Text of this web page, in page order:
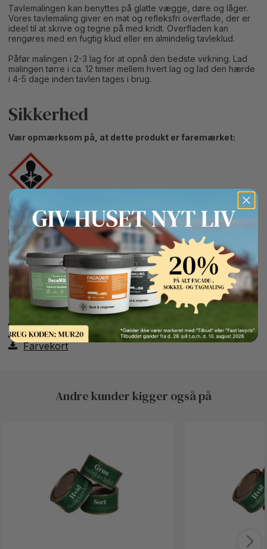
Tavlemalingen kan benyttes på glatte vægge, døre og låger.
Vores tavlemaling giver en mat og refleksfri overflade, der er
ideel til at skrive og tegne på med kridt. Overfladen kan
rengøres med en fugtig klud eller en almindelig tavleklud.
Påfør malingen i 2-3 lag for at opnå den bedste virkning. Lad
malingen tørre i ca. 12 timer mellem hvert lag og lad den hærde
i 4-5 dage inden tavlen tages i brug.
Sikkerhed
Vær opmærksom på, at dette produkt er faremærket:
Fare
H304 Kan være livsfarligt, hvis det indtages og kommer i
luftvejene.
H373 Kan forårsage organskader ved længerevarende eller
gentagen eksponering.
H412 Skadelig for vandlevende organismer, med langvarige
virkninger.
Teknisk datablad
Sikkerhedsdatablad
Farvekort
Andre kunder kigger også på
Button Text